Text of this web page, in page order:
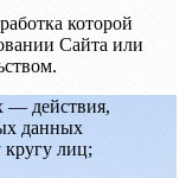
которой
Сайта или
— действия,
данных
лиц;